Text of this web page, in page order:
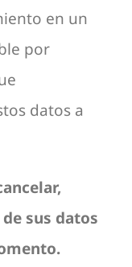
en un
por
datos a
sus datos